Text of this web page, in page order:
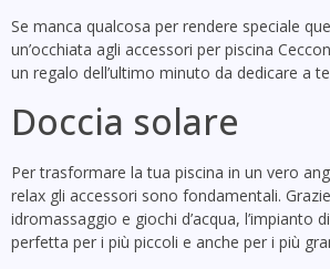
Se manca qualcosa per rendere speciale
un’occhiata agli accessori per piscina
un regalo dell’ultimo minuto da dedicare a
Doccia solare
Per trasformare la tua piscina in un vero
relax gli accessori sono fondamentali.
idromassaggio e giochi d’acqua, l’impianto
perfetta per i più piccoli e anche per i più